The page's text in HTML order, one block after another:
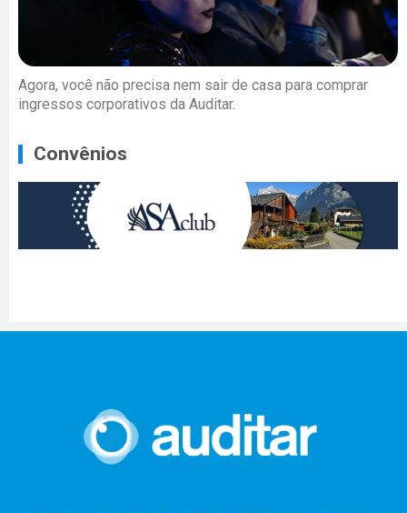
Agora, você não precisa nem sair de casa para comprar
ingressos corporativos da Auditar.
Convênios